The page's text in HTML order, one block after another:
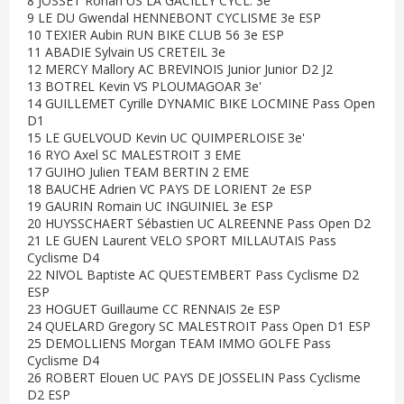
9 LE DU Gwendal HENNEBONT CYCLISME 3e ESP
10 TEXIER Aubin RUN BIKE CLUB 56 3e ESP
11 ABADIE Sylvain US CRETEIL 3e
12 MERCY Mallory AC BREVINOIS Junior Junior D2 J2
13 BOTREL Kevin VS PLOUMAGOAR 3e'
14 GUILLEMET Cyrille DYNAMIC BIKE LOCMINE Pass Open
D1
15 LE GUELVOUD Kevin UC QUIMPERLOISE 3e'
16 RYO Axel SC MALESTROIT 3 EME
17 GUIHO Julien TEAM BERTIN 2 EME
18 BAUCHE Adrien VC PAYS DE LORIENT 2e ESP
19 GAURIN Romain UC INGUINIEL 3e ESP
20 HUYSSCHAERT Sébastien UC ALREENNE Pass Open D2
21 LE GUEN Laurent VELO SPORT MILLAUTAIS Pass
Cyclisme D4
22 NIVOL Baptiste AC QUESTEMBERT Pass Cyclisme D2
ESP
23 HOGUET Guillaume CC RENNAIS 2e ESP
24 QUELARD Gregory SC MALESTROIT Pass Open D1 ESP
25 DEMOLLIENS Morgan TEAM IMMO GOLFE Pass
Cyclisme D4
26 ROBERT Elouen UC PAYS DE JOSSELIN Pass Cyclisme
D2 ESP